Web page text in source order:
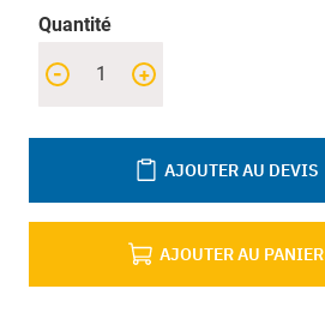
Quantité
+
-
AJOUTER AU PANIER
AJOUTER AU DEVIS